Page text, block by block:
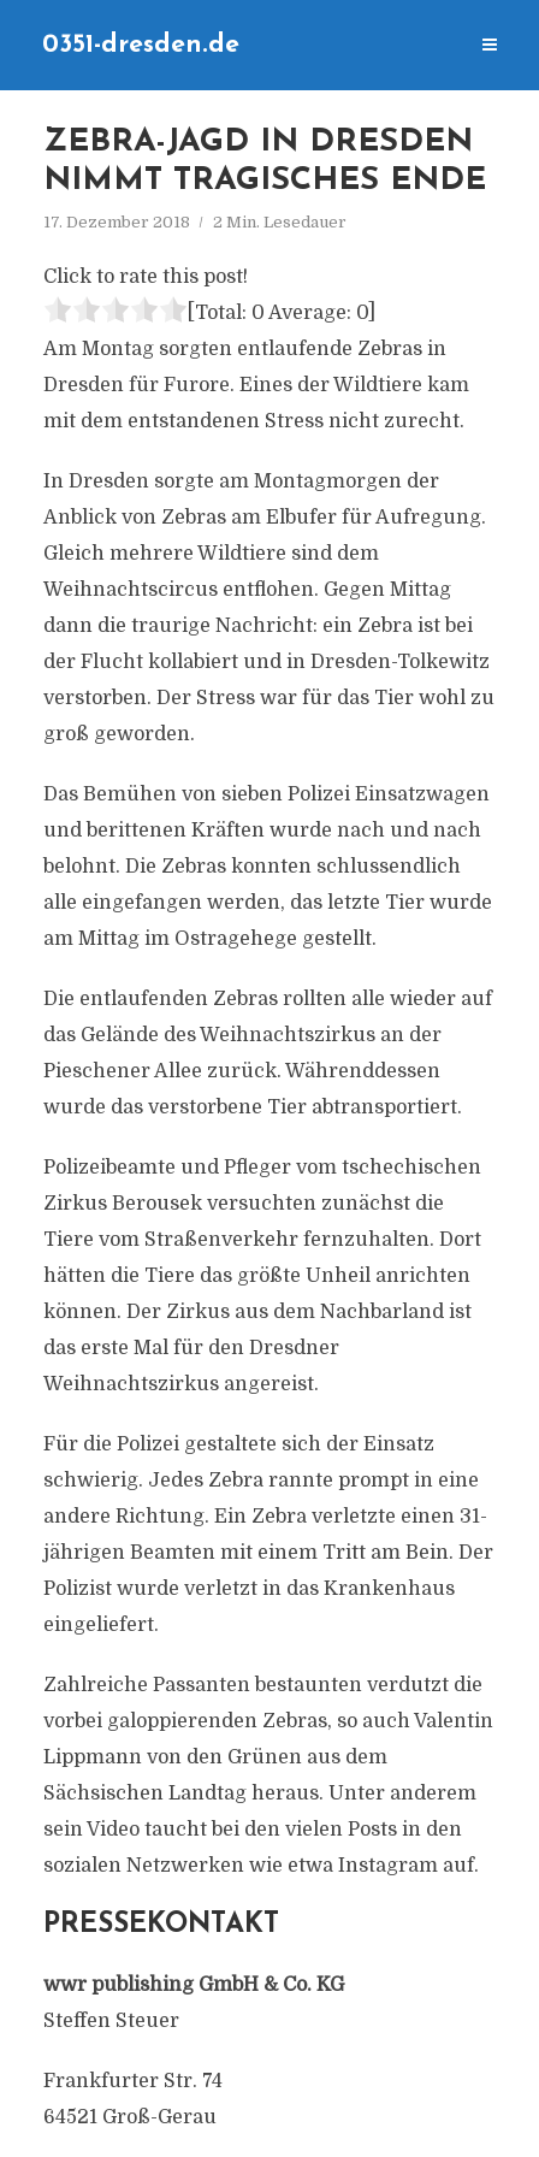
0351-dresden.de
ZEBRA-JAGD IN DRESDEN
NIMMT TRAGISCHES ENDE
17. Dezember 2018 2 Min. Lesedauer
Click to rate this post!
[Total: 0 Average: 0]
Am Montag sorgten entlaufende Zebras in
Dresden für Furore. Eines der Wildtiere kam
mit dem entstandenen Stress nicht zurecht.
In Dresden sorgte am Montagmorgen der
Anblick von Zebras am Elbufer für Aufregung.
Gleich mehrere Wildtiere sind dem
Weihnachtscircus entflohen. Gegen Mittag
dann die traurige Nachricht: ein Zebra ist bei
der Flucht kollabiert und in Dresden-Tolkewitz
verstorben. Der Stress war für das Tier wohl zu
groß geworden.
Das Bemühen von sieben Polizei Einsatzwagen
und berittenen Kräften wurde nach und nach
belohnt. Die Zebras konnten schlussendlich
alle eingefangen werden, das letzte Tier wurde
am Mittag im Ostragehege gestellt.
Die entlaufenden Zebras rollten alle wieder auf
das Gelände des Weihnachtszirkus an der
Pieschener Allee zurück. Währenddessen
wurde das verstorbene Tier abtransportiert.
Polizeibeamte und Pfleger vom tschechischen
Zirkus Berousek versuchten zunächst die
Tiere vom Straßenverkehr fernzuhalten. Dort
hätten die Tiere das größte Unheil anrichten
können. Der Zirkus aus dem Nachbarland ist
das erste Mal für den Dresdner
Weihnachtszirkus angereist.
Für die Polizei gestaltete sich der Einsatz
schwierig. Jedes Zebra rannte prompt in eine
andere Richtung. Ein Zebra verletzte einen 31-
jährigen Beamten mit einem Tritt am Bein. Der
Polizist wurde verletzt in das Krankenhaus
eingeliefert.
Zahlreiche Passanten bestaunten verdutzt die
vorbei galoppierenden Zebras, so auch Valentin
Lippmann von den Grünen aus dem
Sächsischen Landtag heraus. Unter anderem
sein Video taucht bei den vielen Posts in den
sozialen Netzwerken wie etwa Instagram auf.
PRESSEKONTAKT
wwr publishing GmbH & Co. KG
Steffen Steuer
Frankfurter Str. 74
64521 Groß-Gerau